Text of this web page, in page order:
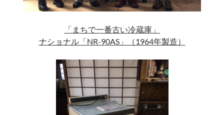
「まちで一番古い冷蔵庫」
ナショナル「NR-90AS」（1964年製造）